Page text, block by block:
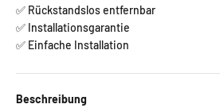
✅ Rückstandslos entfernbar
✅ Installationsgarantie
✅ Einfache Installation
Beschreibung